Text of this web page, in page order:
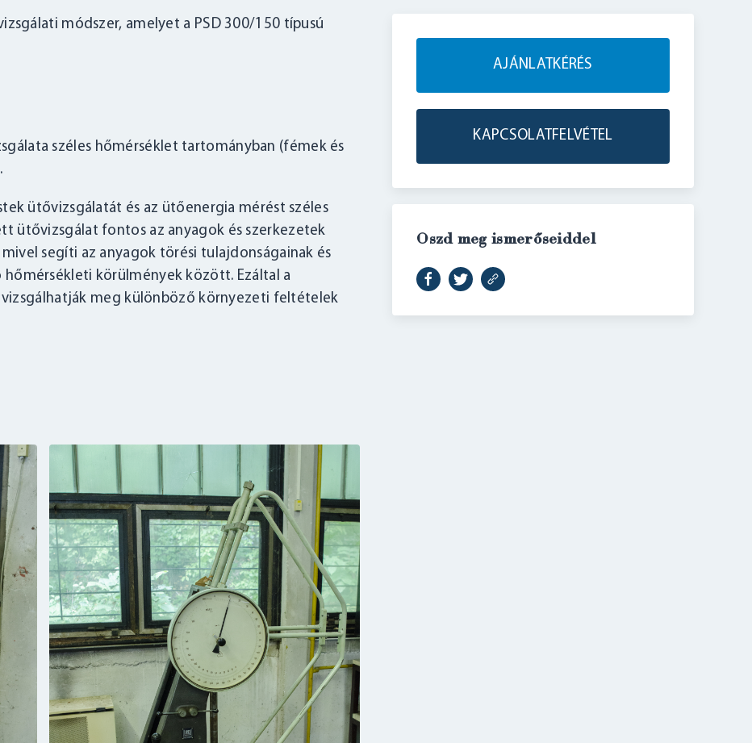
módszer, amelyet a PSD 300/150 típusú
széles hőmérséklet tartományban (fémek és
ütővizsgálatát és az ütőenergia mérést széles
ütővizsgálat fontos az anyagok és szerkezetek
segíti az anyagok törési tulajdonságainak és
körülmények között. Ezáltal a
meg különböző környezeti feltételek
AJÁNLATKÉRÉS
KAPCSOLATFELVÉTEL
Oszd meg ismerőseiddel